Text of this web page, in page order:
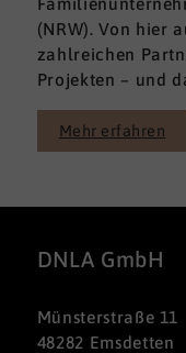
(NRW). Von hier
zahlreichen
Projekten – und
Mehr erfahren
DNLA GmbH
Münsterstraße 11
48282 Emsdetten